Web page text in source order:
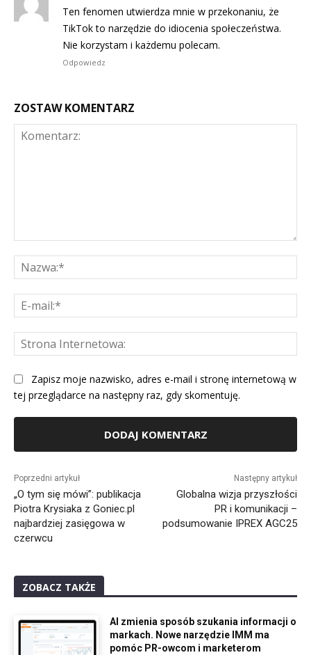
Ten fenomen utwierdza mnie w przekonaniu, że
TikTok to narzędzie do idiocenia społeczeństwa.
Nie korzystam i każdemu polecam.
Odpowiedz
ZOSTAW KOMENTARZ
Zapisz moje nazwisko, adres e-mail i stronę internetową w
tej przeglądarce na następny raz, gdy skomentuję.
Poprzedni artykuł
„O tym się mówi”: publikacja
Piotra Krysiaka z Goniec.pl
najbardziej zasięgowa w
czerwcu
Następny artykuł
Globalna wizja przyszłości
PR i komunikacji –
podsumowanie IPREX AGC25
ZOBACZ TAKŻE
AI zmienia sposób szukania informacji o
markach. Nowe narzędzie IMM ma
pomóc PR-owcom i marketerom